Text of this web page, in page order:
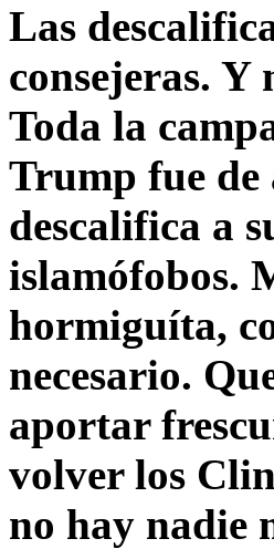
Las
consejeras. Y
Toda la
Trump fue de
descalifica a
islamófobos.
hormiguíta,
necesario.
aportar
volver los
no hay nadie